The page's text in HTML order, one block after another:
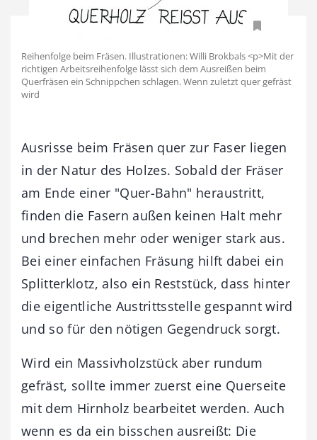
Reihenfolge beim Fräsen. Illustrationen: Willi Brokbals <p>Mit der
richtigen Arbeitsreihenfolge lässt sich dem Ausreißen beim
Querfräsen ein Schnippchen schlagen. Wenn zuletzt quer gefräst
wird
Ausrisse beim Fräsen quer zur Faser liegen
in der Natur des Holzes. Sobald der Fräser
am Ende einer "Quer-Bahn" heraustritt,
finden die Fasern außen keinen Halt mehr
und brechen mehr oder weniger stark aus.
Bei einer einfachen Fräsung hilft dabei ein
Splitterklotz, also ein Reststück, dass hinter
die eigentliche Austrittsstelle gespannt wird
und so für den nötigen Gegendruck sorgt.
Wird ein Massivholzstück aber rundum
gefräst, sollte immer zuerst eine Querseite
mit dem Hirnholz bearbeitet werden. Auch
wenn es da ein bisschen ausreißt: Die